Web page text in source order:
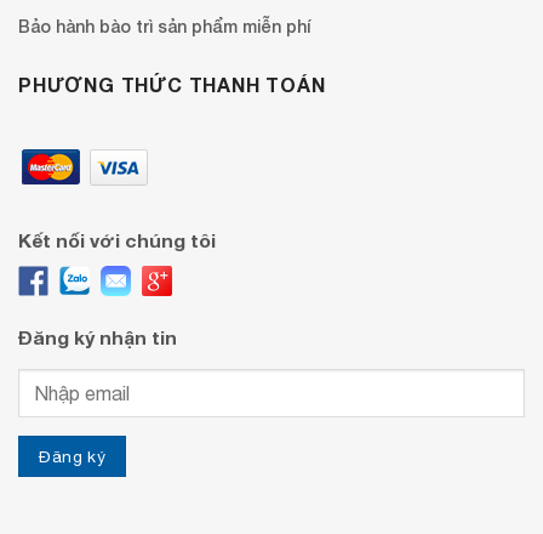
Bảo hành bào trì sản phẩm miễn phí
PHƯƠNG THỨC THANH TOÁN
Kết nối với chúng tôi
Đăng ký nhận tin